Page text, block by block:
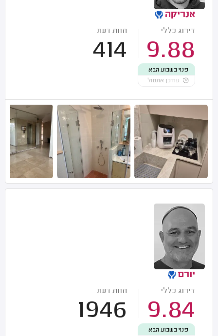
אנריקה
דירוג כללי
9.88
חוות דעת
414
פנוי בשבוע הבא
עודכן אתמול
יורם
דירוג כללי
9.84
חוות דעת
1946
פנוי בשבוע הבא